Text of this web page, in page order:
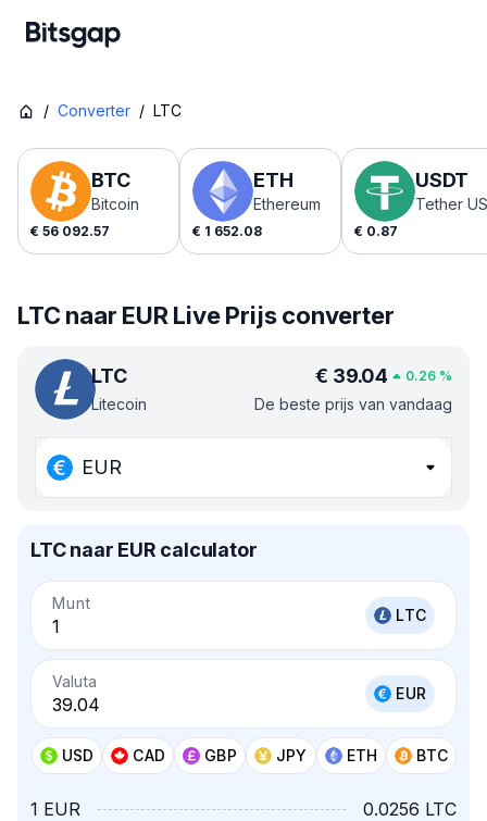
/ Converter / LTC
BTC
Bitcoin
€ 56 092.57
ETH
Ethereum
€ 1 652.08
USDT
Tether
€ 0.87
LTC naar EUR Live Prijs converter
LTC
Litecoin
€ 39.04 0.26 %
De beste prijs van vandaag
EUR
LTC naar EUR calculator
Munt
LTC
Valuta
EUR
USD CAD GBP JPY ETH BTC
1 EUR 0.0256 LTC